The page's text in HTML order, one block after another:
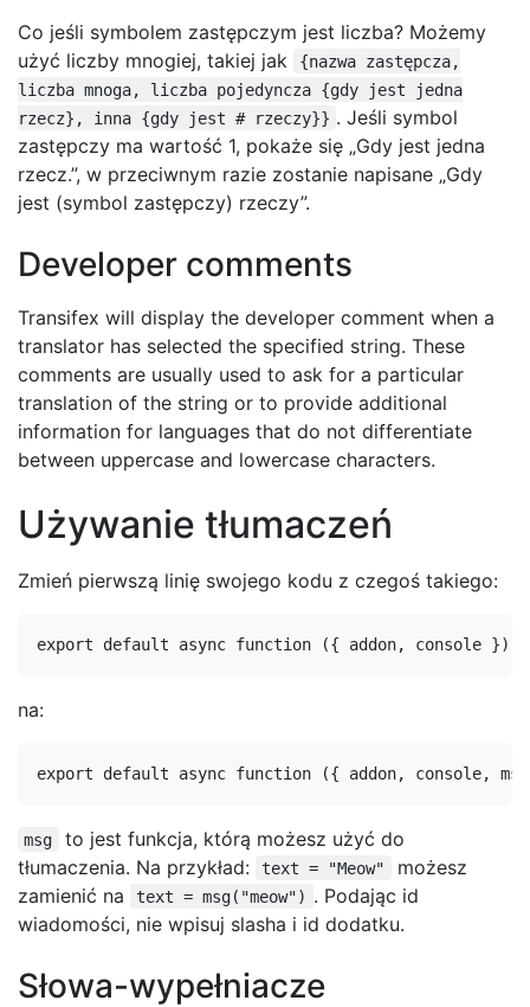
Co jeśli symbolem zastępczym jest liczba? Możemy
użyć liczby mnogiej, takiej jak
{nazwa zastępcza,
liczba mnoga, liczba pojedyncza {gdy jest jedna
rzecz}, inna {gdy jest # rzeczy}} . Jeśli symbol
zastępczy ma wartość 1, pokaże się „Gdy jest jedna
rzecz.”, w przeciwnym razie zostanie napisane „Gdy
jest (symbol zastępczy) rzeczy”.
Developer comments
Transifex will display the developer comment when a
translator has selected the specified string. These
comments are usually used to ask for a particular
translation of the string or to provide additional
information for languages that do not differentiate
between uppercase and lowercase characters.
Używanie tłumaczeń
Zmień pierwszą linię swojego kodu z czegoś takiego:
na:
msg
to jest funkcja, którą możesz użyć do
tłumaczenia. Na przykład:
text = "Meow"
możesz
zamienić na
text = msg("meow") . Podając id
wiadomości, nie wpisuj slasha i id dodatku.
Słowa-wypełniacze